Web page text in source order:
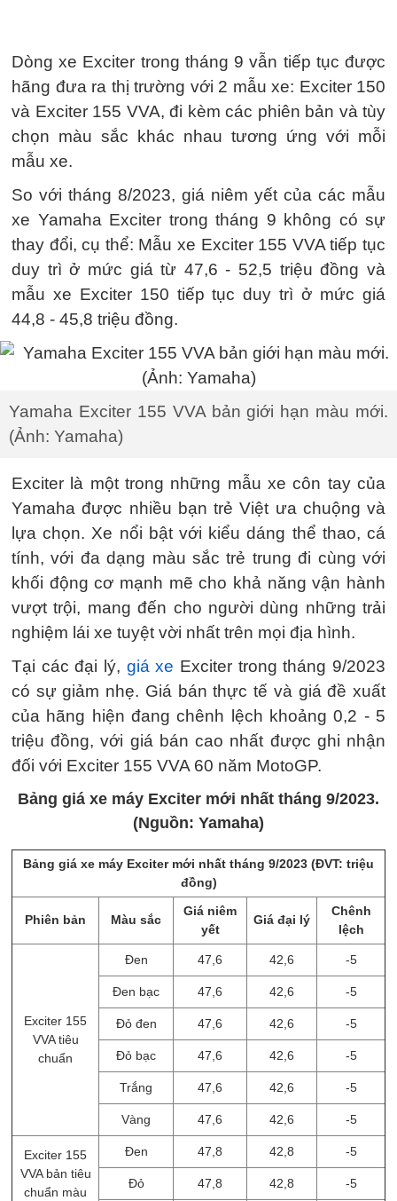
Dòng xe Exciter trong tháng 9 vẫn tiếp tục được
hãng đưa ra thị trường với 2 mẫu xe: Exciter 150
và Exciter 155 VVA, đi kèm các phiên bản và tùy
chọn màu sắc khác nhau tương ứng với mỗi
mẫu xe.
So với tháng 8/2023, giá niêm yết của các mẫu
xe Yamaha Exciter trong tháng 9 không có sự
thay đổi, cụ thể: Mẫu xe Exciter 155 VVA tiếp tục
duy trì ở mức giá từ 47,6 - 52,5 triệu đồng và
mẫu xe Exciter 150 tiếp tục duy trì ở mức giá
44,8 - 45,8 triệu đồng.
Yamaha Exciter 155 VVA bản giới hạn màu mới.
(Ảnh: Yamaha)
Exciter là một trong những mẫu xe côn tay của
Yamaha được nhiều bạn trẻ Việt ưa chuộng và
lựa chọn. Xe nổi bật với kiểu dáng thể thao, cá
tính, với đa dạng màu sắc trẻ trung đi cùng với
khối động cơ mạnh mẽ cho khả năng vận hành
vượt trội, mang đến cho người dùng những trải
nghiệm lái xe tuyệt vời nhất trên mọi địa hình.
Tại các đại lý, giá xe Exciter trong tháng 9/2023
có sự giảm nhẹ. Giá bán thực tế và giá đề xuất
của hãng hiện đang chênh lệch khoảng 0,2 - 5
triệu đồng, với giá bán cao nhất được ghi nhận
đối với Exciter 155 VVA 60 năm MotoGP.
Bảng giá xe máy Exciter mới nhất tháng 9/2023.
(Nguồn: Yamaha)
Bảng giá xe máy Exciter mới nhất tháng 9/2023 (ĐVT: triệu
đồng)
Phiên bản Màu sắc
Giá niêm
yết
Giá đại lý
Chênh
lệch
Exciter 155
VVA tiêu
chuẩn
Đen 47,6 42,6 -5
Đen bạc 47,6 42,6 -5
Đỏ đen 47,6 42,6 -5
Đỏ bạc 47,6 42,6 -5
Trắng 47,6 42,6 -5
Vàng 47,6 42,6 -5
Exciter 155
VVA bản tiêu
chuẩn màu
Đen 47,8 42,8 -5
Đỏ 47,8 42,8 -5